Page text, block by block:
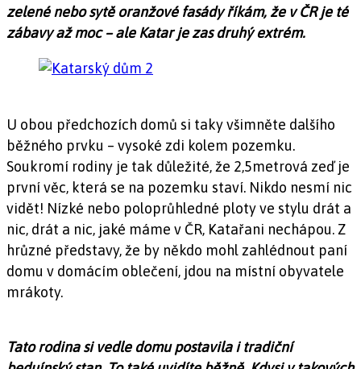
zelené nebo sytě oranžové fasády říkám, že v ČR je té
zábavy až moc – ale Katar je zas druhý extrém.
U obou předchozích domů si taky všimněte dalšího
běžného prvku – vysoké zdi kolem pozemku.
Soukromí rodiny je tak důležité, že 2,5metrová zeď je
první věc, která se na pozemku staví. Nikdo nesmí nic
vidět! Nízké nebo poloprůhledné ploty ve stylu drát a
nic, drát a nic, jaké máme v ČR, Katařani nechápou. Z
hrůzné představy, že by někdo mohl zahlédnout paní
domu v domácím oblečení, jdou na místní obyvatele
mrákoty.
Tato rodina si vedle domu postavila i tradiční